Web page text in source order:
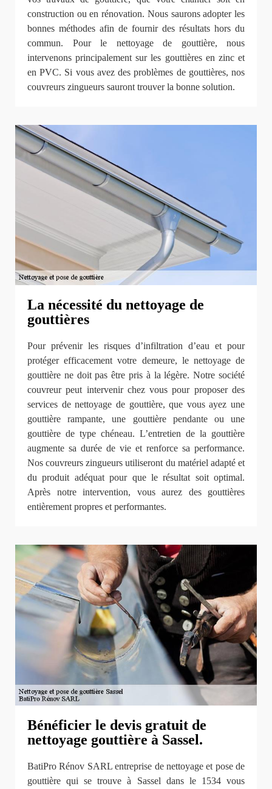
construction ou en rénovation. Nous saurons adopter les
bonnes méthodes afin de fournir des résultats hors du
commun. Pour le nettoyage de gouttière, nous
intervenons principalement sur les gouttières en zinc et
en PVC. Si vous avez des problèmes de gouttières, nos
couvreurs zingueurs sauront trouver la bonne solution.
La nécessité du nettoyage de
gouttières
Pour prévenir les risques d’infiltration d’eau et pour
protéger efficacement votre demeure, le nettoyage de
gouttière ne doit pas être pris à la légère. Notre société
couvreur peut intervenir chez vous pour proposer des
services de nettoyage de gouttière, que vous ayez une
gouttière rampante, une gouttière pendante ou une
gouttière de type chéneau. L’entretien de la gouttière
augmente sa durée de vie et renforce sa performance.
Nos couvreurs zingueurs utiliseront du matériel adapté et
du produit adéquat pour que le résultat soit optimal.
Après notre intervention, vous aurez des gouttières
entièrement propres et performantes.
Bénéficier le devis gratuit de
nettoyage gouttière à Sassel.
BatiPro Rénov SARL entreprise de nettoyage et pose de
gouttière qui se trouve à Sassel dans le 1534 vous